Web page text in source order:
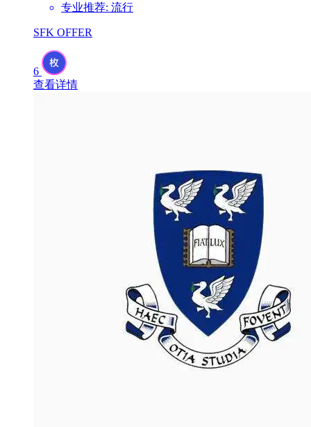
专业推荐: 流行
SFK OFFER
6
查看详情